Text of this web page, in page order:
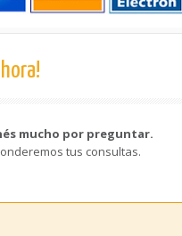
mucho por preguntar.
tus consultas.